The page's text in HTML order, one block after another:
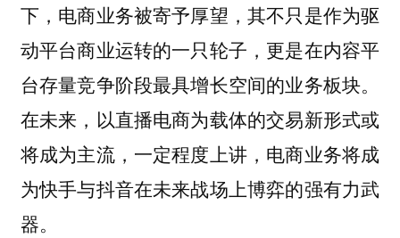
下，电商业务被寄予厚望，其不只是作为驱
动平台商业运转的一只轮子，更是在内容平
台存量竞争阶段最具增长空间的业务板块。
在未来，以直播电商为载体的交易新形式或
将成为主流，一定程度上讲，电商业务将成
为快手与抖音在未来战场上博弈的强有力武
器。